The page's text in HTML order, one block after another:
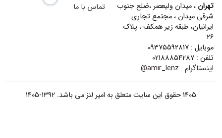
تهران ، میدان ولیعصر ،ضلع جنوب
شرقی میدان ، مجتمع تجاری
ایرانیان، طبقه زیر همکف ، پلاک
26
موبایل : 09375592817
تلفن : 02188854287
اینستاگرام : amir_lenz@
تماس با ما
1405 حقوق این سایت متعلق به امیر لنز می باشد. 1392-1405